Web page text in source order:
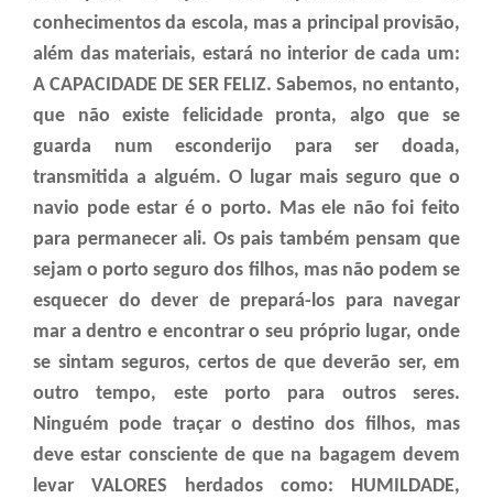
conhecimentos da escola, mas a principal provisão,
além das materiais, estará no interior de cada um:
A CAPACIDADE DE SER FELIZ. Sabemos, no entanto,
que não existe felicidade pronta, algo que se
guarda num esconderijo para ser doada,
transmitida a alguém. O lugar mais seguro que o
navio pode estar é o porto. Mas ele não foi feito
para permanecer ali. Os pais também pensam que
sejam o porto seguro dos filhos, mas não podem se
esquecer do dever de prepará-los para navegar
mar a dentro e encontrar o seu próprio lugar, onde
se sintam seguros, certos de que deverão ser, em
outro tempo, este porto para outros seres.
Ninguém pode traçar o destino dos filhos, mas
deve estar consciente de que na bagagem devem
levar VALORES herdados como: HUMILDADE,